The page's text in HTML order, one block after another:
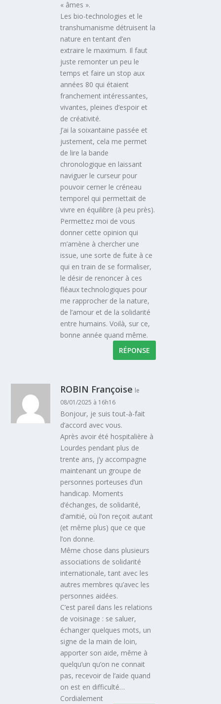
« âmes ».
Les bio-technologies et le
transhumanisme détruisent la
nature en tentant d’en
extraire le maximum. Il faut
juste remonter un peu le
temps et faire un stop aux
années 80 qui étaient
franchement intéressantes,
vivantes, pleines d’espoir et
de créativité.
J’ai la soixantaine passée et
justement, cela me permet
de lire la bande
chronologique en laissant
naviguer le curseur pour
pouvoir cerner le créneau
temporel qui permettait de
vivre en équilibre (à peu près).
Permettez moi de vous
donner cette opinion qui
m’amène à chercher une
issue, une sorte de fuite à ce
qui en train de se formaliser,
le désir de renoncer à ces
fléaux technologiques pour
me rapprocher de la nature,
de l’amour et de la solidarité
entre humains. Voilà, sur ce,
bonne année quand même.
RÉPONSE
ROBIN Françoise le
08/01/2025 à 16h16
Bonjour, je suis tout-à-fait
d’accord avec vous.
Après avoir été hospitalière à
Lourdes pendant plus de
trente ans, j’y accompagne
maintenant un groupe de
personnes porteuses d’un
handicap. Moments
d’échanges, de solidarité,
d’amitié, où l’on reçoit autant
(et même plus) que ce que
l’on donne.
Même chose dans plusieurs
associations de solidarité
internationale, tant avec les
autres membres qu’avec les
personnes aidées.
C’est pareil dans les relations
de voisinage : se saluer,
échanger quelques mots, un
signe de la main de loin,
apporter son aide, même à
quelqu’un qu’on ne connait
pas, recevoir de l’aide quand
on est en difficulté…
Cordialement